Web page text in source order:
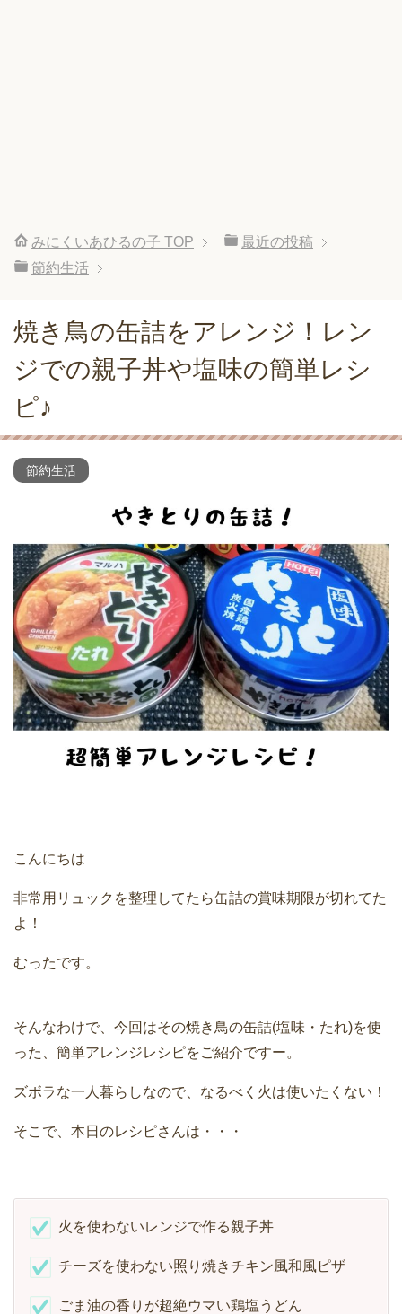
みにくいあひるの子 TOP
最近の投稿
節約生活
焼き鳥の缶詰をアレンジ！レン
ジでの親子丼や塩味の簡単レシ
ピ♪
節約生活
こんにちは
非常用リュックを整理してたら缶詰の賞味期限が切れてた
よ！
むったです。
そんなわけで、今回はその焼き鳥の缶詰(塩味・たれ)を使
った、簡単アレンジレシピをご紹介ですー。
ズボラな一人暮らしなので、なるべく火は使いたくない！
そこで、本日のレシピさんは・・・
火を使わないレンジで作る親子丼
チーズを使わない照り焼きチキン風和風ピザ
ごま油の香りが超絶ウマい鶏塩うどん